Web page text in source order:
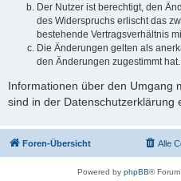
Der Nutzer ist berechtigt, den
des Widerspruchs erlischt das
bestehende Vertragsverhältnis
Die Änderungen gelten als
den Änderungen zugestimmt hat.
Informationen über den Umgang
sind in der Datenschutzerklärung
Foren-Übersicht Alle
Powered by phpBB®